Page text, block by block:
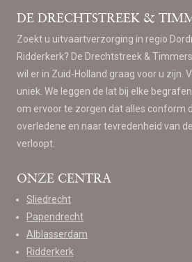
DE DRECHTSTREEK &
Zoekt u uitvaartverzorging in regio
Ridderkerk? De Drechtstreek &
wil er in Zuid-Holland graag voor u zijn.
uniek. We leggen de lat bij elke
om ervoor te zorgen dat alles conform
overledene en naar tevredenheid van
verloopt.
ONZE CENTRA
Sliedrecht
Papendrecht
Alblasserdam
Ridderkerk